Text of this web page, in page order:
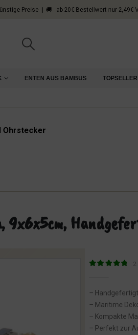
Preise | 🚚 ab 20€ Bestellwert nur 2,49€
ENTEN AUS BAMBUS TOPSELLER
Ohrstecker
9x6x5cm,
2
–
– Maritime
– Kompakte
– Perfekt zur